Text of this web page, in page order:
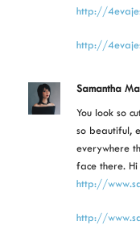
http://
http://
Samantha
You look so
so beautiful,
everywhere
face there. Hi
http://
http://